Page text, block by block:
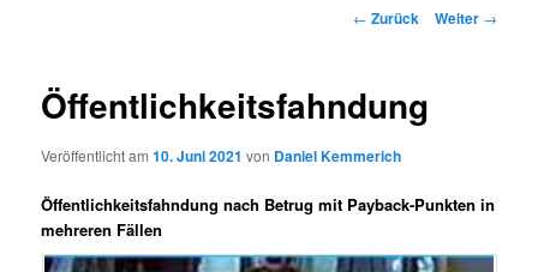
Beitrags-
← Zurück Weiter →
Öffentlichkeitsfahndung
Veröffentlicht am10. Juni 2021 von Daniel Kemmerich
Öffentlichkeitsfahndung nach Betrug mit Payback-Punkten in
mehreren Fällen